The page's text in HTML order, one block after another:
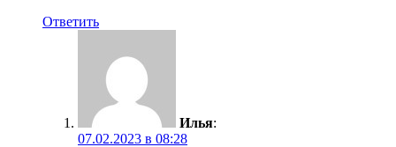
Ответить
Илья:
07.02.2023 в 08:28